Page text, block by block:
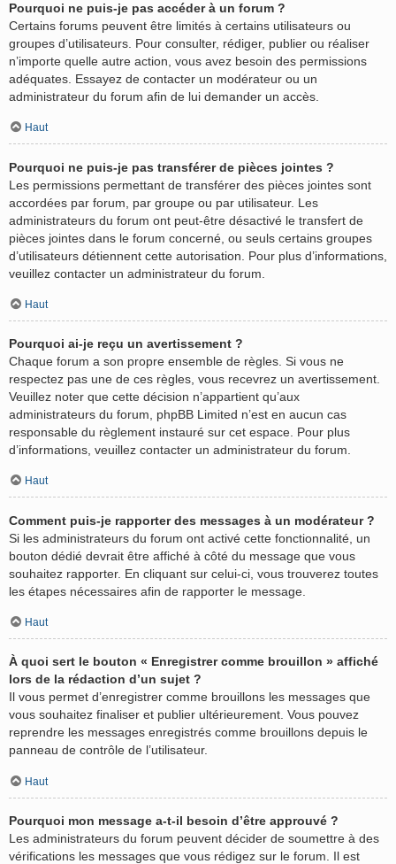
Pourquoi ne puis-je pas accéder à un forum ?
Certains forums peuvent être limités à certains utilisateurs ou
groupes d’utilisateurs. Pour consulter, rédiger, publier ou réaliser
n’importe quelle autre action, vous avez besoin des permissions
adéquates. Essayez de contacter un modérateur ou un
administrateur du forum afin de lui demander un accès.
Haut
Pourquoi ne puis-je pas transférer de pièces jointes ?
Les permissions permettant de transférer des pièces jointes sont
accordées par forum, par groupe ou par utilisateur. Les
administrateurs du forum ont peut-être désactivé le transfert de
pièces jointes dans le forum concerné, ou seuls certains groupes
d’utilisateurs détiennent cette autorisation. Pour plus d’informations,
veuillez contacter un administrateur du forum.
Haut
Pourquoi ai-je reçu un avertissement ?
Chaque forum a son propre ensemble de règles. Si vous ne
respectez pas une de ces règles, vous recevrez un avertissement.
Veuillez noter que cette décision n’appartient qu’aux
administrateurs du forum, phpBB Limited n’est en aucun cas
responsable du règlement instauré sur cet espace. Pour plus
d’informations, veuillez contacter un administrateur du forum.
Haut
Comment puis-je rapporter des messages à un modérateur ?
Si les administrateurs du forum ont activé cette fonctionnalité, un
bouton dédié devrait être affiché à côté du message que vous
souhaitez rapporter. En cliquant sur celui-ci, vous trouverez toutes
les étapes nécessaires afin de rapporter le message.
Haut
À quoi sert le bouton « Enregistrer comme brouillon » affiché
lors de la rédaction d’un sujet ?
Il vous permet d’enregistrer comme brouillons les messages que
vous souhaitez finaliser et publier ultérieurement. Vous pouvez
reprendre les messages enregistrés comme brouillons depuis le
panneau de contrôle de l’utilisateur.
Haut
Pourquoi mon message a-t-il besoin d’être approuvé ?
Les administrateurs du forum peuvent décider de soumettre à des
vérifications les messages que vous rédigez sur le forum. Il est